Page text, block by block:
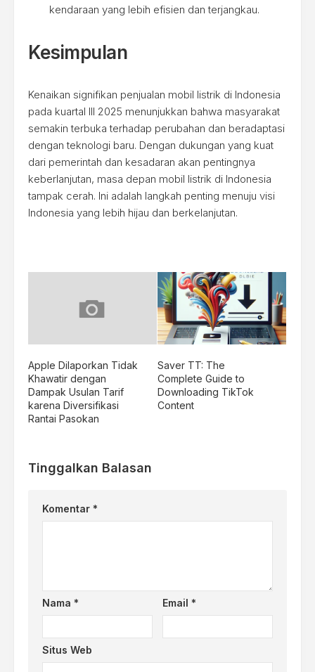
kendaraan yang lebih efisien dan terjangkau.
Kesimpulan
Kenaikan signifikan penjualan mobil listrik di Indonesia
pada kuartal III 2025 menunjukkan bahwa masyarakat
semakin terbuka terhadap perubahan dan beradaptasi
dengan teknologi baru. Dengan dukungan yang kuat
dari pemerintah dan kesadaran akan pentingnya
keberlanjutan, masa depan mobil listrik di Indonesia
tampak cerah. Ini adalah langkah penting menuju visi
Indonesia yang lebih hijau dan berkelanjutan.
Apple Dilaporkan Tidak
Khawatir dengan
Dampak Usulan Tarif
karena Diversifikasi
Rantai Pasokan
Saver TT: The
Complete Guide to
Downloading TikTok
Content
Tinggalkan Balasan
Komentar *
Nama * Email *
Situs Web